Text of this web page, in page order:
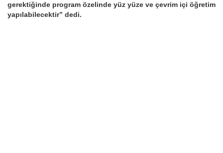
gerektiğinde program özelinde yüz yüze ve çevrim içi öğretim
yapılabilecektir” dedi.